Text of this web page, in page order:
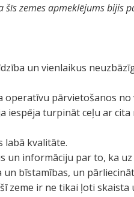
zemes apmeklējums bijis
un vienlaikus
operatīvu pārvietošanos
iespēja turpināt ceļu ar
labā kvalitāte.
un informāciju par to, ka
bīstamības, un
zeme ir ne tikai ļoti